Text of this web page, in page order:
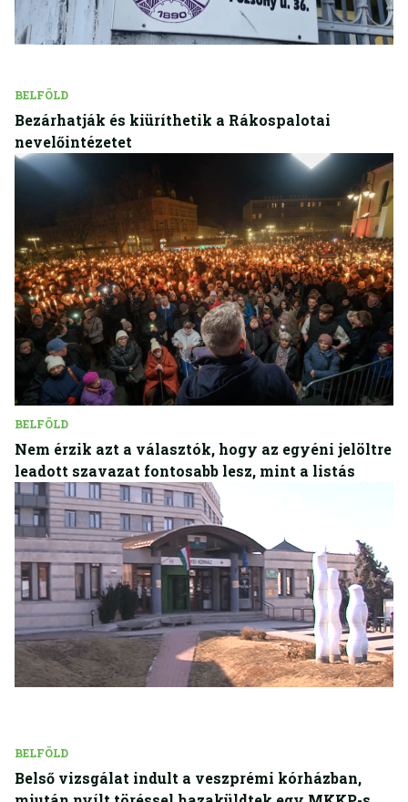
BELFÖLD
Bezárhatják és kiüríthetik a Rákospalotai
nevelőintézetet
BELFÖLD
Nem érzik azt a választók, hogy az egyéni jelöltre
leadott szavazat fontosabb lesz, mint a listás
BELFÖLD
Belső vizsgálat indult a veszprémi kórházban,